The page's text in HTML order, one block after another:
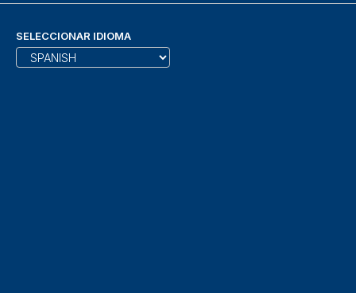
SELECCIONAR IDIOMA